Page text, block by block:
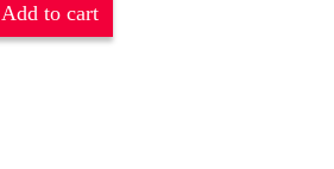
Add to cart